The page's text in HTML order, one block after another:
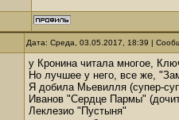
Дата: Среда, 03.05.2017, 18:39 |
у Кронина читала многое,
Но лучшее у него, все же,
Я добила Мьевилля (супер-
Иванов "Сердце Пармы"
Леклезио "Пустыня"